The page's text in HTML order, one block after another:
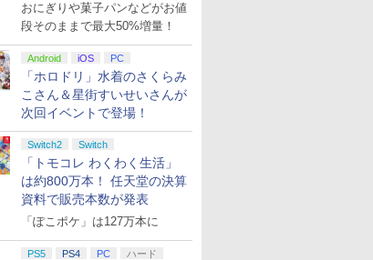
おにぎりや菓子パンなどがお値
段そのままで最大50%増量！
Android iOS PC
「ホロドリ」水着のさくらみ
こさん＆星街すいせいさんが
次回イベントで登場！
Switch2 Switch
「トモコレ わくわく生活」
は約800万本！ 任天堂の決算
資料で販売本数が発表
「ぽこポケ」は127万本に
PS5 PS4 PC ハード